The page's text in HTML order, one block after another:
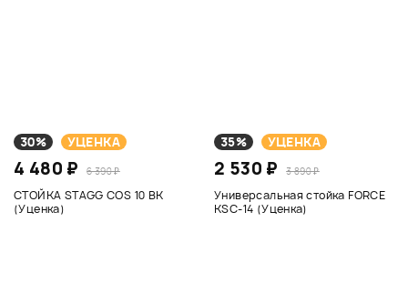
30% УЦЕНКА
4 480 ₽ 6 390 ₽
СТОЙКА STAGG COS 10 BK
(Уценка)
35% УЦЕНКА
2 530 ₽ 3 890 ₽
Универсальная стойка FORCE
KSC-14 (Уценка)